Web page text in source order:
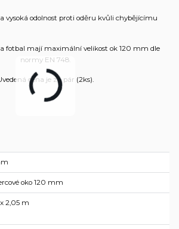
vysoká odolnost proti oděru kvůli chybějícímu
fotbal mají maximální velikost ok 120 mm dle
normy EN 748.
cena je za pár (2ks).
oko 120 mm
x 2,05 m